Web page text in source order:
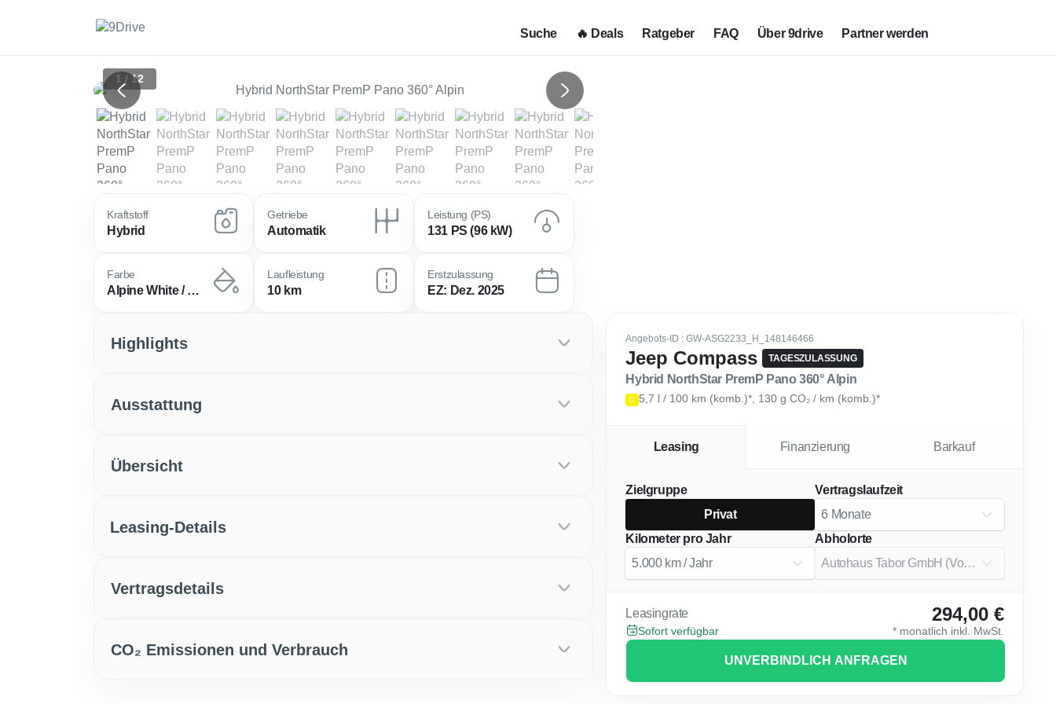
Suche 🔥 Deals Ratgeber FAQ Über 9drive Partner werden
Previous Next
1 / 12
Kraftstoff
Hybrid
Getriebe
Automatik
Leistung (PS)
131 PS (96 kW)
Farbe
Alpine White / Dach: Schwarz
Laufleistung
10 km
Erstzulassung
EZ: Dez. 2025
Angebots-ID : GW-ASG2233_H_148146466
Jeep Compass TAGESZULASSUNG
Hybrid NorthStar PremP Pano 360° Alpin
D 5,7 l / 100 km (komb.)*, 130 g CO₂ / km (komb.)*
Leasing Finanzierung Barkauf
Zielgruppe
Privat
Vertragslaufzeit
Kilometer pro Jahr Abholorte
Leasingrate
Sofort verfügbar
294,00 €
* monatlich inkl. MwSt.
UNVERBINDLICH ANFRAGEN
Highlights
Ausstattung
Übersicht
Leasing-Details
Vertragsdetails
CO₂ Emissionen und Verbrauch